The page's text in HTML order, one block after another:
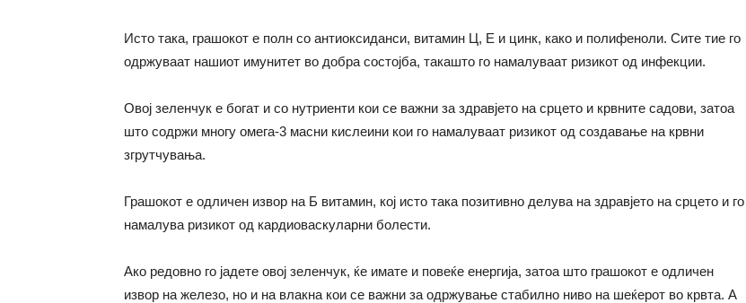
Исто така, грашокот е полн со антиоксиданси, витамин Ц, Е и цинк, како и полифеноли. Сите тие го
одржуваат нашиот имунитет во добра состојба, такашто го намалуваат ризикот од инфекции.
Овој зеленчук е богат и со нутриенти кои се важни за здравјето на срцето и крвните садови, затоа
што содржи многу омега-3 масни кислеини кои го намалуваат ризикот од создавање на крвни
згрутчувања.
Грашокот е одличен извор на Б витамин, кој исто така позитивно делува на здравјето на срцето и го
намалува ризикот од кардиоваскуларни болести.
Ако редовно го јадете овој зеленчук, ќе имате и повеќе енергија, затоа што грашокот е одличен
извор на железо, но и на влакна кои се важни за одржување стабилно ниво на шеќерот во крвта. А